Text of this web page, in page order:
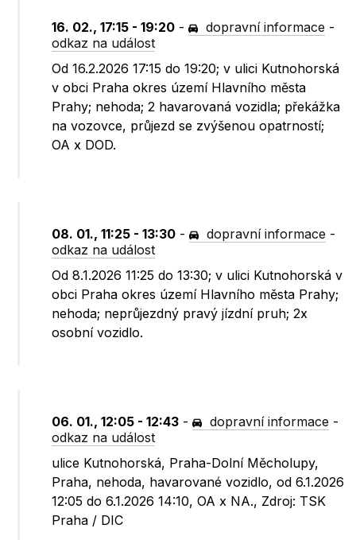
16. 02., 17:15 - 19:20 - dopravní informace -
odkaz na událost
Od 16.2.2026 17:15 do 19:20; v ulici Kutnohorská
v obci Praha okres území Hlavního města
Prahy; nehoda; 2 havarovaná vozidla; překážka
na vozovce, průjezd se zvýšenou opatrností;
OA x DOD.
08. 01., 11:25 - 13:30 - dopravní informace -
odkaz na událost
Od 8.1.2026 11:25 do 13:30; v ulici Kutnohorská v
obci Praha okres území Hlavního města Prahy;
nehoda; neprůjezdný pravý jízdní pruh; 2x
osobní vozidlo.
06. 01., 12:05 - 12:43 - dopravní informace -
odkaz na událost
ulice Kutnohorská, Praha-Dolní Měcholupy,
Praha, nehoda, havarované vozidlo, od 6.1.2026
12:05 do 6.1.2026 14:10, OA x NA., Zdroj: TSK
Praha / DIC